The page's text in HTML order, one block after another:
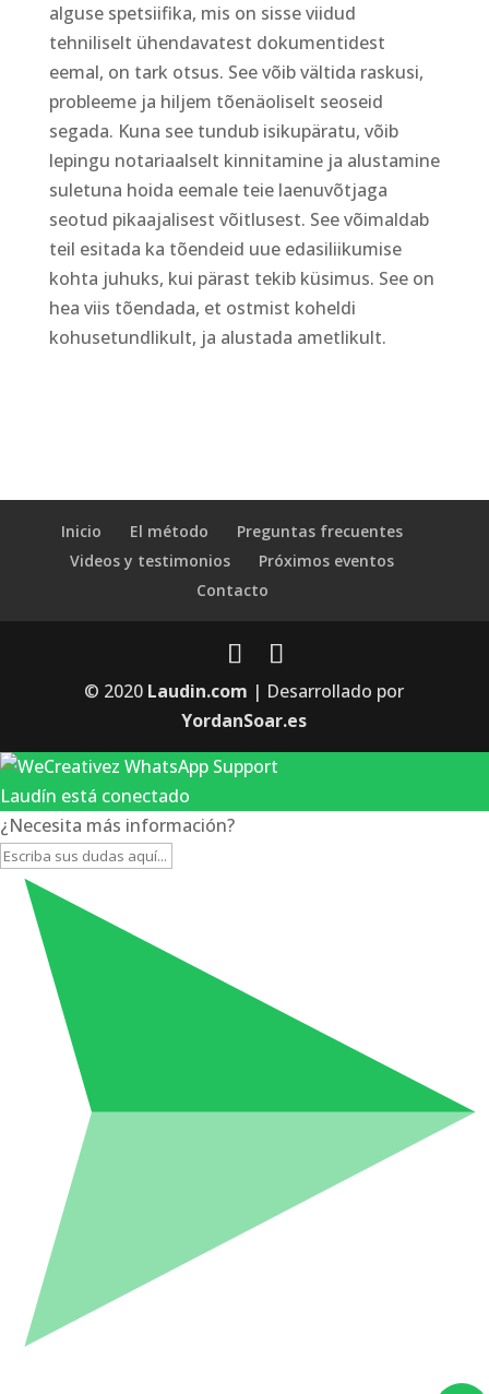
alguse spetsiifika, mis on sisse viidud
tehniliselt ühendavatest dokumentidest
eemal, on tark otsus. See võib vältida raskusi,
probleeme ja hiljem tõenäoliselt seoseid
segada. Kuna see tundub isikupäratu, võib
lepingu notariaalselt kinnitamine ja alustamine
suletuna hoida eemale teie laenuvõtjaga
seotud pikaajalisest võitlusest. See võimaldab
teil esitada ka tõendeid uue edasiliikumise
kohta juhuks, kui pärast tekib küsimus. See on
hea viis tõendada, et ostmist koheldi
kohusetundlikult, ja alustada ametlikult.
Inicio El método
Preguntas frecuentes
Videos y testimonios
Próximos eventos
Contacto
© 2020 Laudin.com | Desarrollado por
YordanSoar.es
Laudín está conectado
¿Necesita más información?